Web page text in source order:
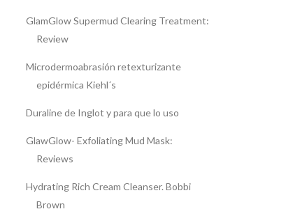
GlamGlow Supermud Clearing Treatment:
Review
Microdermoabrasión retexturizante
epidérmica Kiehl´s
Duraline de Inglot y para que lo uso
GlawGlow- Exfoliating Mud Mask:
Reviews
Hydrating Rich Cream Cleanser. Bobbi
Brown